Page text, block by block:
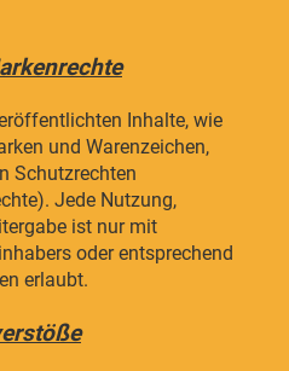
Inhalte, wie
und Warenzeichen,
Schutzrechten
Jede Nutzung,
ist nur mit
oder entsprechend
erlaubt.